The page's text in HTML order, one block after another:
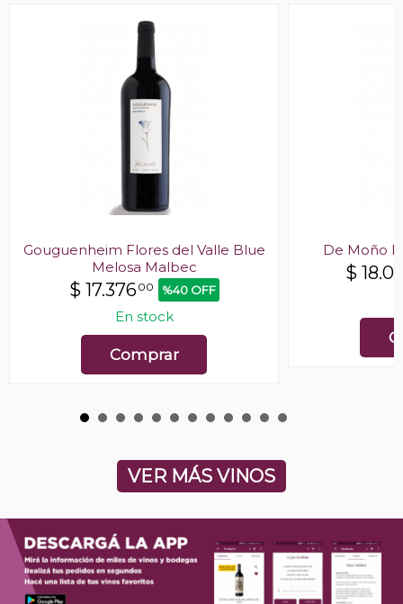
Gouguenheim Flores del Valle Blue
Melosa Malbec
$ 17.37600 %40 OFF
En stock
Comprar
De Moño
$
VER MÁS VINOS